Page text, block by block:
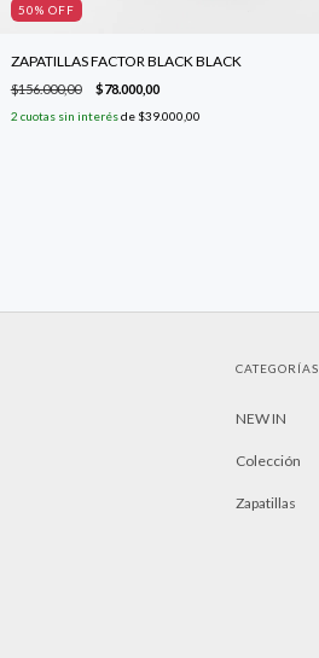
50% OFF
ZAPATILLAS FACTOR BLACK BLACK
$156.000,00 $78.000,00
2 cuotas sin interésde $39.000,00
CATEGORÍAS
NEW IN
Colección
Zapatillas